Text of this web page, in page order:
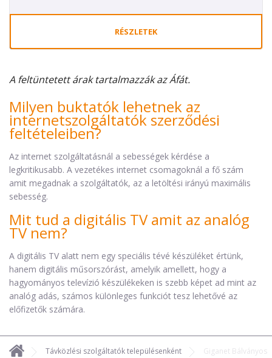
RÉSZLETEK
A feltüntetett árak tartalmazzák az Áfát.
Milyen buktatók lehetnek az
internetszolgáltatók szerződési
feltételeiben?
Az internet szolgáltatásnál a sebességek kérdése a
legkritikusabb. A vezetékes internet csomagoknál a fő szám
amit megadnak a szolgáltatók, az a letöltési irányú maximális
sebesség.
Mit tud a digitális TV amit az analóg
TV nem?
A digitális TV alatt nem egy speciális tévé készüléket értünk,
hanem digitális műsorszórást, amelyik amellett, hogy a
hagyományos televízió készülékeken is szebb képet ad mint az
analóg adás, számos különleges funkciót tesz lehetővé az
előfizetők számára.
Távközlési szolgáltatók településenként Giganet Bálványos